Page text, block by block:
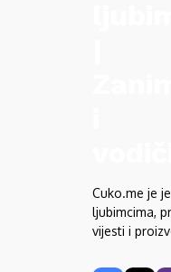
Cuko.me je
ljubimcima,
vijesti i